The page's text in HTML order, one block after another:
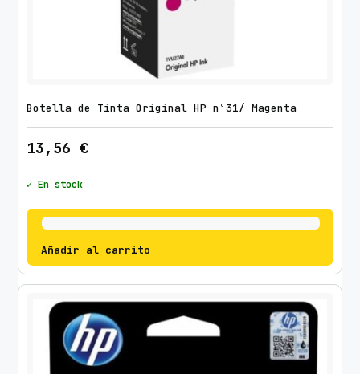
Botella de Tinta Original HP nº31/ Magenta
13,56 €
✓ En stock
Añadir al carrito